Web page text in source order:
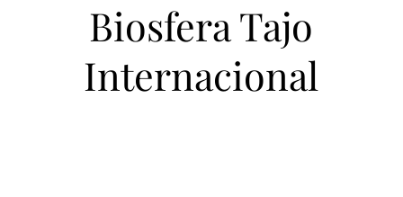
Biosfera Tajo
Internacional